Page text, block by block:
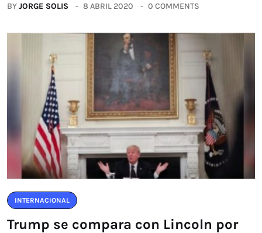
BYJORGE SOLIS 8 ABRIL 2020 0 COMMENTS
INTERNACIONAL
Trump se compara con Lincoln por